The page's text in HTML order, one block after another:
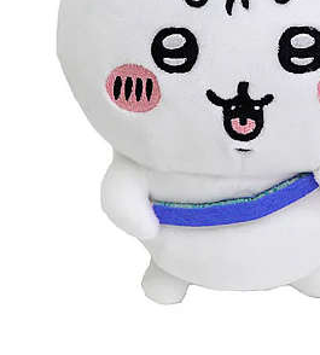
每筆NT$100，滿NT$999(含以上)免運費